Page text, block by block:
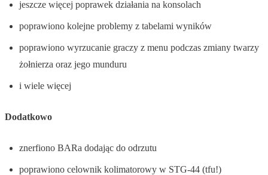
jeszcze więcej poprawek działania na konsolach
poprawiono kolejne problemy z tabelami wyników
poprawiono wyrzucanie graczy z menu podczas zmiany twarzy
żołnierza oraz jego munduru
i wiele więcej
Dodatkowo
znerfiono BARa dodając do odrzutu
poprawiono celownik kolimatorowy w STG-44 (tfu!)